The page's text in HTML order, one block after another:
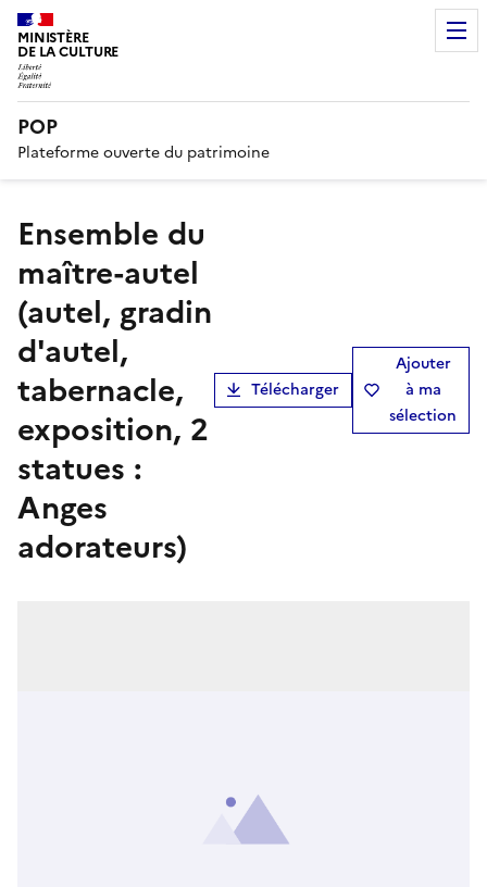
MINISTÈRE
DE LA CULTURE
POP
Plateforme ouverte du patrimoine
ensemble du
maître-autel
(autel, gradin
d'autel,
tabernacle,
exposition, 2
statues :
Anges
adorateurs)
Télécharger
Ajouter
à ma
sélection